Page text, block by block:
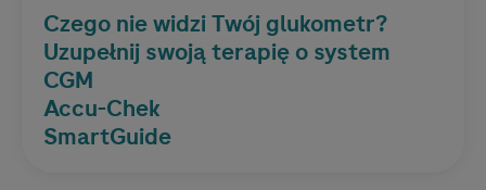
Czego nie widzi Twój glukometr?
Uzupełnij swoją terapię o system
CGM
Accu-Chek
SmartGuide